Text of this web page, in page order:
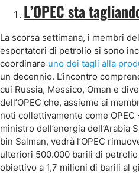
L’OPEC sta
La scorsa settimana, i membri
esportatori di petrolio si sono
coordinare uno dei tagli alla
un decennio. L’incontro
cui Russia, Messico, Oman e
dell’OPEC che, assieme ai
noti collettivamente come OPEC
ministro dell’energia dell’Arabia
bin Salman, vedrà l’OPEC
ulteriori 500.000 barili di
obiettivo a 1,7 milioni di barili al